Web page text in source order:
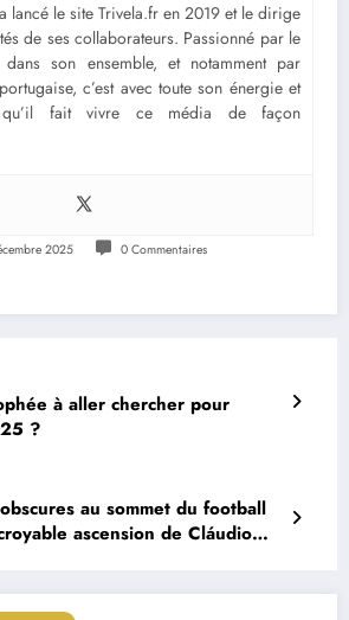
lancé le site Trivela.fr en 2019 et le dirige
de ses collaborateurs. Passionné par le
son ensemble, et notamment par
c’est avec toute son énergie et
fait vivre ce média de façon
2025 0 Commentaires
à aller chercher pour
?
au sommet du football
ascension de Cláudio